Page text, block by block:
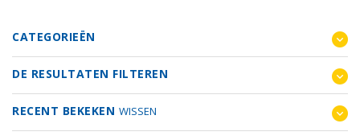
CATEGORIEËN
DE RESULTATEN FILTEREN
RECENT BEKEKEN WISSEN